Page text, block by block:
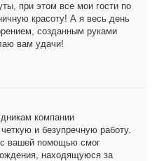
при этом все мои гости по
красоту! А я весь день
созданным руками
вам удачи!
компании
и безупречную работу.
с вашей помощью смог
находящуюся за